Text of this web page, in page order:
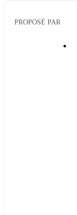
PROPOSÉ PAR